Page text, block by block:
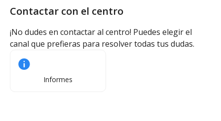
Contactar con el centro
¡No dudes en contactar al centro! Puedes elegir el
canal que prefieras para resolver todas tus dudas.
Informes